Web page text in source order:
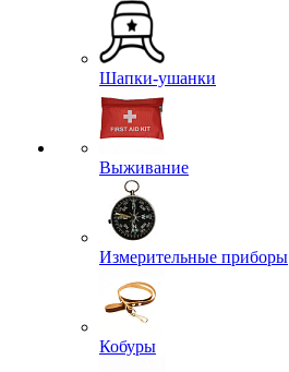
Шапки-ушанки
Выживание
Измерительные приборы
Кобуры